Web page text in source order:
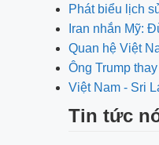
Phát biểu lịch
Iran nhắn Mỹ:
Quan hệ Việt
Ông Trump
Việt Nam - Sri
Tin tức